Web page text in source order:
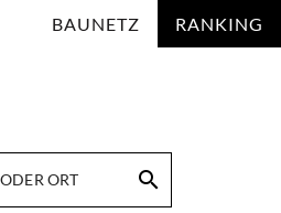
BAUNETZ RANKING
search